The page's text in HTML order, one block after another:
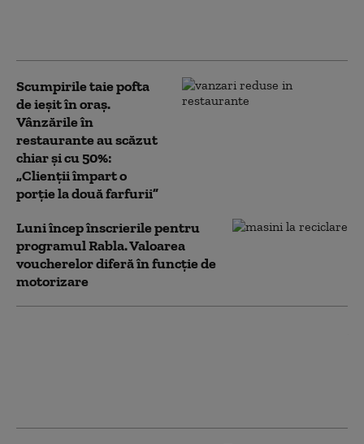
Scumpirile taie pofta
de ieșit în oraș.
Vânzările în
restaurante au scăzut
chiar și cu 50%:
„Clienții împart o
porție la două farfurii”
Luni încep înscrierile pentru
programul Rabla. Valoarea
voucherelor diferă în funcție de
motorizare